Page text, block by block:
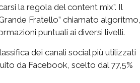
la regola del content mix”. Il
Fratello” chiamato algoritmo,
puntuali ai diversi livelli.
dei canali social più utilizzati
da Facebook, scelto dal 77,5%